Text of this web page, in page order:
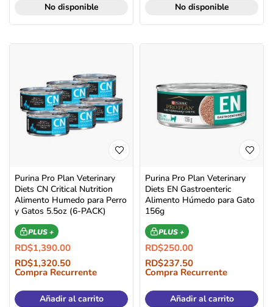
No disponible No disponible
Purina Pro Plan Veterinary
Diets CN Critical Nutrition
Alimento Humedo para Perro
y Gatos 5.5oz (6-PACK)
PLUS +
RD$1,390.00
RD$1,320.50
Compra Recurrente
Añadir al carrito
Purina Pro Plan Veterinary
Diets EN Gastroenteric
Alimento Húmedo para Gato
156g
PLUS +
RD$250.00
RD$237.50
Compra Recurrente
Añadir al carrito